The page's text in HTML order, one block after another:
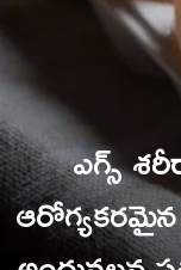
ఎగ్స్